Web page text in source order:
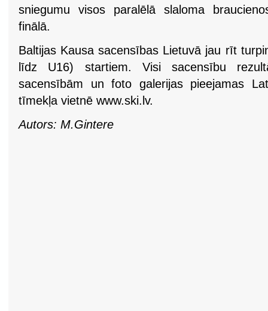
sniegumu visos paralēlā slaloma
finālā.
Baltijas Kausa sacensības Lietuvā jau rīt
līdz U16) startiem. Visi sacensību
sacensībām un foto galerijas pieejamas
tīmekļa vietnē www.ski.lv.
Autors: M.Gintere